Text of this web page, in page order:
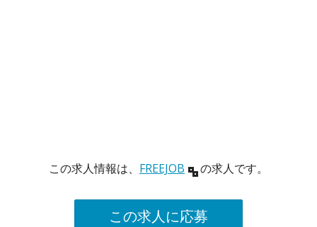
この求人情報は、 FREEJOB の求人です。
この求人に応募